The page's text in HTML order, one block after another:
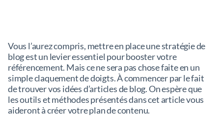
Vous l’aurez compris, mettre en place une stratégie de
blog est un levier essentiel pour booster votre
référencement. Mais ce ne sera pas chose faite en un
simple claquement de doigts. À commencer par le fait
de trouver vos idées d’articles de blog. On espère que
les outils et méthodes présentés dans cet article vous
aideront à créer votre plan de contenu.